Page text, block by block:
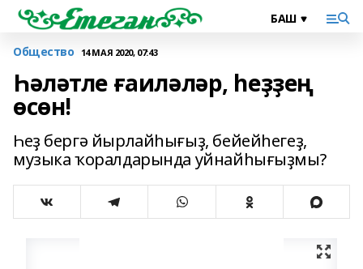
Общество 14 МАЯ 2020, 07:43
Һәләтле ғаиләләр, һеҙҙең
өсөн!
Һеҙ бергә йырлайһығыҙ, бейейһегеҙ,
музыка ҡоралдарында уйнайһығыҙмы?